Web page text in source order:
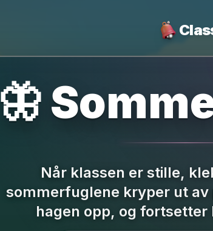
🦋
Når klassen er stille,
sommerfuglene kryper ut av
hagen opp, og fortsetter